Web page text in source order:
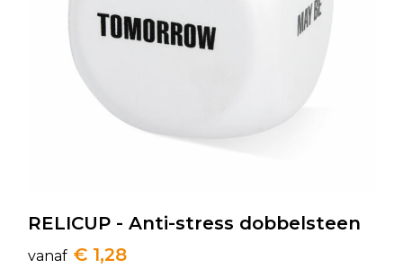
RELICUP - Anti-stress dobbelsteen
vanaf € 1,28